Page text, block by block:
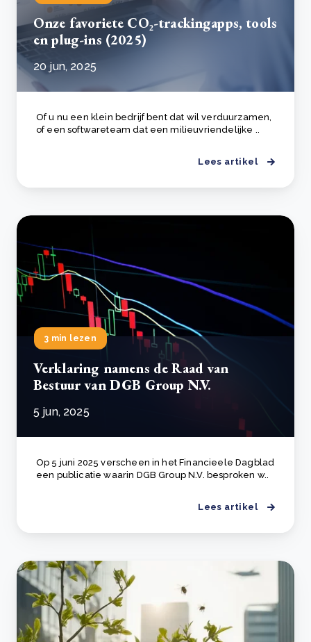
Onze favoriete CO₂-trackingapps, tools
en plug-ins (2025)
20 jun, 2025
Of u nu een klein bedrijf bent dat wil verduurzamen,
of een softwareteam dat een milieuvriendelijke ..
Lees artikel
3 min lezen
Verklaring namens de Raad van
Bestuur van DGB Group N.V.
5 jun, 2025
Op 5 juni 2025 verscheen in het Financieele Dagblad
een publicatie waarin DGB Group N.V. besproken w..
Lees artikel